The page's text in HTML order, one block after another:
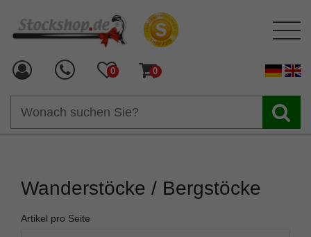
0 0
Wanderstöcke / Bergstöcke
Artikel pro Seite